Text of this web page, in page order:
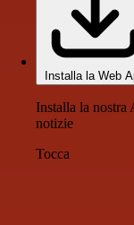
Installa la Web
Installa la nostra
notizie
Tocca